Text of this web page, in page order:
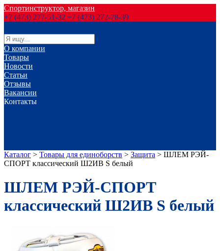
Спортинструктор, магазин
+7 (473) 277-51-32 +7 (473) 272-78-39
О компании
Товары
Новости
Статьи
Отзывы
Вакансии
Контакты
Каталог > Товары для единоборств > Защита > ШЛЕМ РЭЙ-
СПОРТ классический Ш2ИВ S белый
ШЛЕМ РЭЙ-СПОРТ
классический Ш2ИВ S белый